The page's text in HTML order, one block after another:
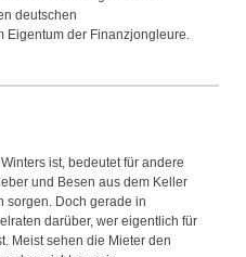
deutschen
Eigentum der Finanzjongleure.
ist, bedeutet für andere
und Besen aus dem Keller
sorgen. Doch gerade in
darüber, wer eigentlich für
Meist sehen die Mieter den